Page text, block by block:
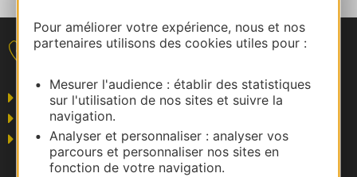
Pour améliorer votre expérience, nous et nos
partenaires utilisons des cookies utiles pour :
Mesurer l'audience : établir des statistiques
sur l'utilisation de nos sites et suivre la
navigation.
Analyser et personnaliser : analyser vos
parcours et personnaliser nos sites en
fonction de votre navigation.
Grand public
Business/Mice
Pros du tourisme